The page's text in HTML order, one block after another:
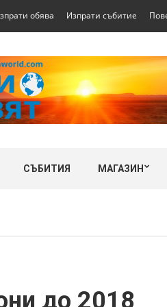
обява Изпрати събитие
СЪБИТИЯ МАГАЗИН
до 2018